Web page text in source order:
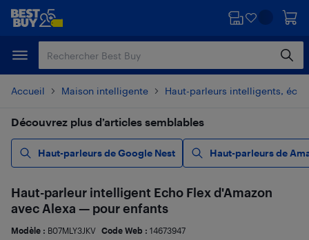
Passer
principal
Passer
Accueil Maison intelligente Haut-parleurs intelligents,
Découvrez plus d’articles semblables
Haut-parleurs de Google Nest Haut-parleurs de
Haut-parleur intelligent Echo Flex d'Amazon
avec Alexa — pour enfants
Modèle : B07MLY3JKV Code Web : 14673947